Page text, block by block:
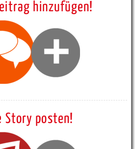
hinzufügen!
Story posten!